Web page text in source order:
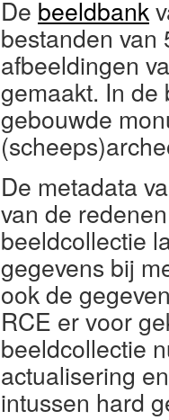
De beeldbank
bestanden van
afbeeldingen
gemaakt. In de
gebouwde
De metadata
van de
beeldcollectie
gegevens bij
ook de
RCE er voor
beeldcollectie
actualisering
intussen hard